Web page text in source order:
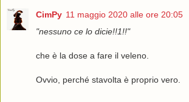
CimPy 11 maggio 2020 alle ore 20:05
"nessuno ce lo dicie!!1!!"
che è la dose a fare il veleno.
Ovvio, perché stavolta è proprio vero.